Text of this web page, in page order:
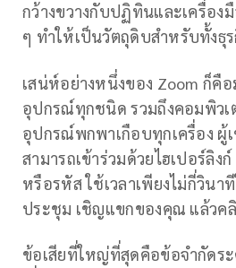
กว้างขวางกับปฏิทินและเครื่อ
ๆ ทำให้เป็นวัตถุดิบสำหรับทั้งธุ
เสน่ห์อย่างหนึ่งของ Zoom ก็คื
อุปกรณ์ทุกชนิด รวมถึงคอมพิว
อุปกรณ์พกพาเกือบทุกเครื่อง ผู้
สามารถเข้าร่วมด้วยไฮเปอร์ลิง
หรือรหัส ใช้เวลาเพียงไม่กี่วินา
ประชุม เชิญแขกของคุณ แล้วคลิ
ข้อเสียที่ใหญ่ที่สุดคือข้อจำกัดร